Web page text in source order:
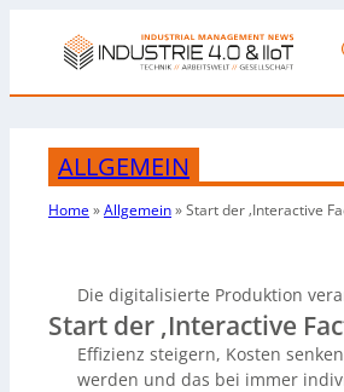
ALLGEMEIN
Home»Allgemein»Start der ‚Interactive
Die digitalisierte Produktion
Start der ‚Interactive
Effizienz steigern, Kosten
werden und das bei immer